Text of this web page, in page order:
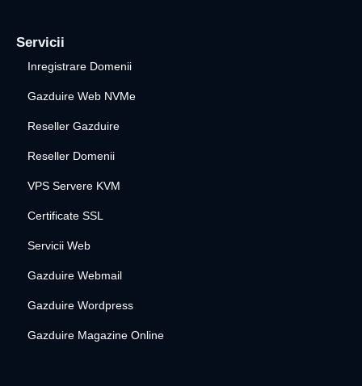
Servicii
Inregistrare Domenii
Gazduire Web NVMe
Reseller Gazduire
Reseller Domenii
VPS Servere KVM
Certificate SSL
Servicii Web
Gazduire Webmail
Gazduire Wordpress
Gazduire Magazine Online